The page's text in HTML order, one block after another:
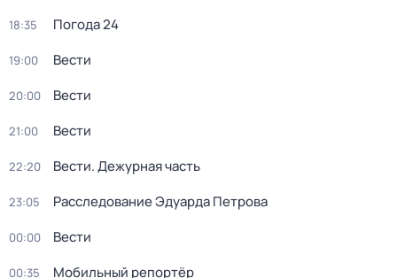
18:35 Погода 24
19:00 Вести
20:00 Вести
21:00 Вести
22:20 Вести. Дежурная часть
23:05 Расследование Эдуарда Петрова
00:00 Вести
00:35 Мобильный репортёр